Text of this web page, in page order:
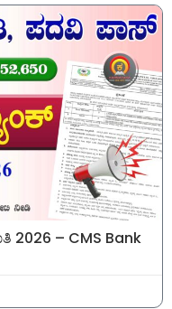
2026 – CMS Bank